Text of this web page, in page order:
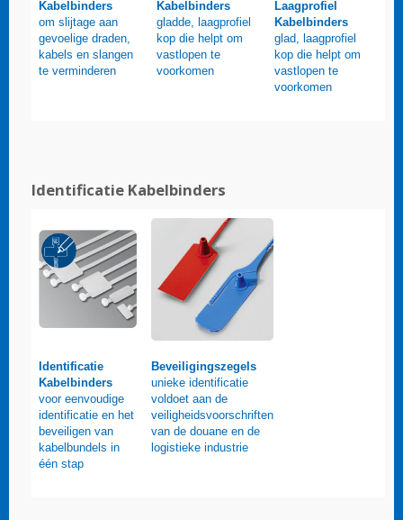
Kabelbinders
om slijtage aan
gevoelige draden,
kabels en slangen
te verminderen
Kabelbinders
gladde, laagprofiel
kop die helpt om
vastlopen te
voorkomen
Laagprofiel
Kabelbinders
glad, laagprofiel
kop die helpt om
vastlopen te
voorkomen
Identificatie Kabelbinders
Identificatie
Kabelbinders
voor eenvoudige
identificatie en het
beveiligen van
kabelbundels in
één stap
Beveiligingszegels
unieke identificatie
voldoet aan de
veiligheidsvoorschriften
van de douane en de
logistieke industrie